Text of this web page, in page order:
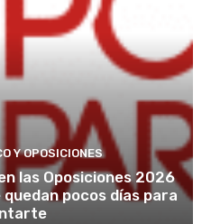
Y OPOSICIONES
las Oposiciones 2026
pocos días para